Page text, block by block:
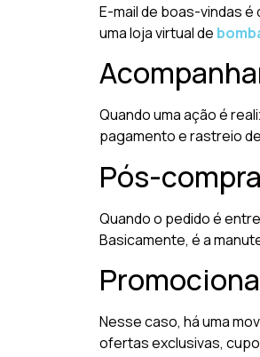
E-mail de boas-vindas
uma loja virtual de
Quando uma ação é
pagamento e rastreio
Pós-compra
Quando o pedido é
Basicamente, é a
Nesse caso, há uma
ofertas exclusivas,